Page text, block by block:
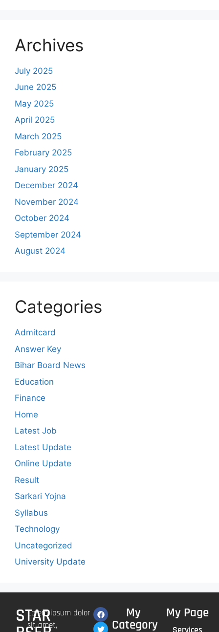
Archives
July 2025
June 2025
May 2025
April 2025
March 2025
February 2025
January 2025
December 2024
November 2024
October 2024
September 2024
August 2024
Categories
Admitcard
Answer Key
Bihar Board News
Education
Finance
Home
Latest Job
Latest Update
Online Update
Result
Sarkari Yojna
Syllabus
Technology
Uncategorized
University Update
STAR
Lorem ipsum dolor
sit amet,
My
Category
My Page